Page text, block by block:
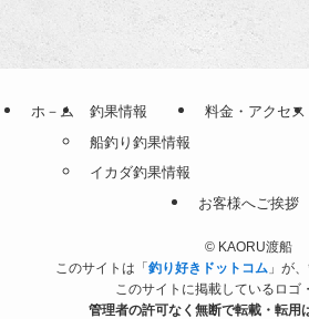
ホ－ム
釣果情報
船釣り釣果情報
イカダ釣果情報
料金・アクセス
お客様へご挨拶
©KAORU渡船
このサイトは「釣り好きドットコム 」が
このサイトに掲載しているロゴ
管理者の許可なく無断で転載・転用